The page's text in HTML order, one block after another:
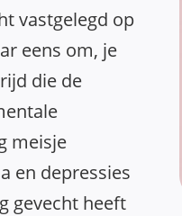
vastgelegd op
eens om, je
die de
meisje
en depressies
gevecht heeft